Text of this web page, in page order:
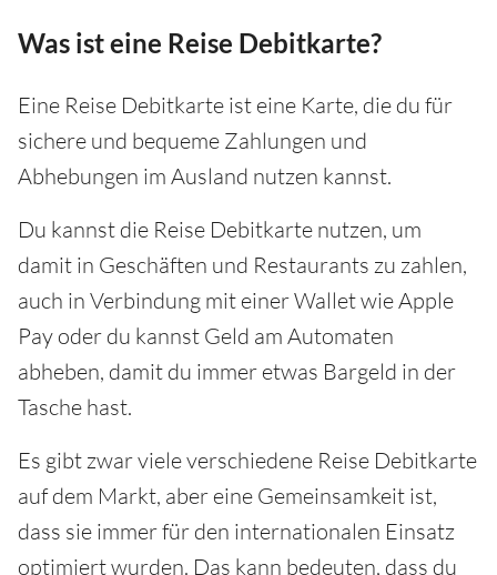
Was ist eine Reise Debitkarte?
Eine Reise Debitkarte ist eine Karte, die du für
sichere und bequeme Zahlungen und
Abhebungen im Ausland nutzen kannst.
Du kannst die Reise Debitkarte nutzen, um
damit in Geschäften und Restaurants zu zahlen,
auch in Verbindung mit einer Wallet wie Apple
Pay oder du kannst Geld am Automaten
abheben, damit du immer etwas Bargeld in der
Tasche hast.
Es gibt zwar viele verschiedene Reise Debitkarte
auf dem Markt, aber eine Gemeinsamkeit ist,
dass sie immer für den internationalen Einsatz
optimiert wurden. Das kann bedeuten, dass du